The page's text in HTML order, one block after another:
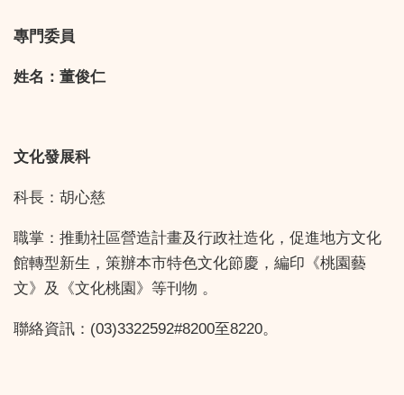
專門委員
姓名：董俊仁
文化發展科
科長：胡心慈
職掌：推動社區營造計畫及行政社造化，促進地方文化
館轉型新生，策辦本市特色文化節慶，編印《桃園藝
文》及《文化桃園》等刊物 。
聯絡資訊：(03)3322592#8200至8220。